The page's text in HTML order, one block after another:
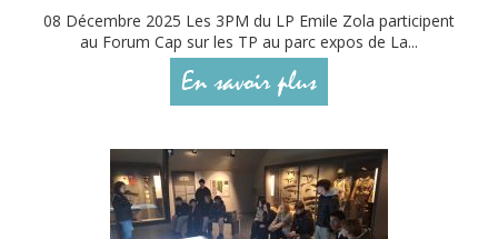
08 Décembre 2025 Les 3PM du LP Emile Zola participent
au Forum Cap sur les TP au parc expos de La...
En savoir plus